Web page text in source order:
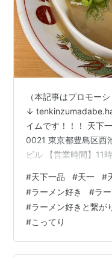
（本記事はプロモー
↓
イムです！！！ 天下
0021 東京都豊島区西
ビル 【営業時間】11
ながら。 今回は初「
らなかったかも(笑) し
お昼過ぎ、店内は混雑
(^^)♪ 【ふるさと納税
家麺 4食 セット …
#天下一品 #天一 #
#ラーメン好き #ラ
#ラーメン好きと繋が
#こってり